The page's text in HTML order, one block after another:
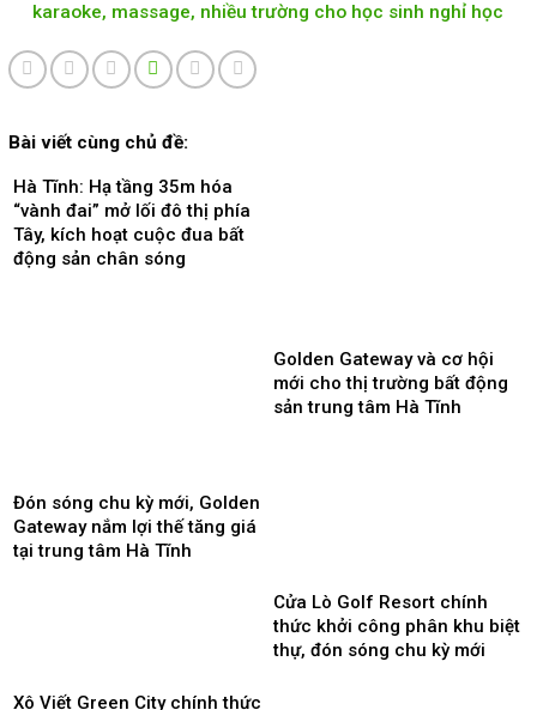
karaoke, massage, nhiều trường cho học sinh nghỉ học
Bài viết cùng chủ đề:
Hà Tĩnh: Hạ tầng 35m hóa
“vành đai” mở lối đô thị phía
Tây, kích hoạt cuộc đua bất
động sản chân sóng
Đón sóng chu kỳ mới, Golden
Gateway nắm lợi thế tăng giá
tại trung tâm Hà Tĩnh
Golden Gateway và cơ hội
mới cho thị trường bất động
sản trung tâm Hà Tĩnh
Cửa Lò Golf Resort chính
thức khởi công phân khu biệt
thự, đón sóng chu kỳ mới
Xô Viết Green City chính thức